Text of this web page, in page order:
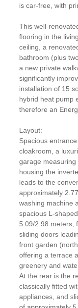
is car-free, with
This well-
flooring in the
ceiling, a
bathroom (plus
a new private
significantly
installation of 15
hybrid heat pump
therefore an
Layout:
Spacious
cloakroom, a
garage measuring
housing the
leads to the
approximately
washing machine
spacious L-
5.09/2.98 meters,
sliding doors
front garden
offering a terrace
greenery and
At the rear is the
classically fitted
appliances, and